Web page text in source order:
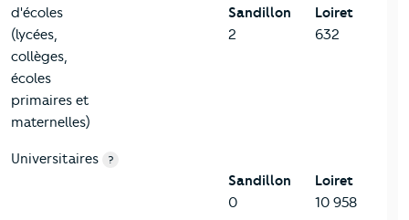
d'écoles
(lycées,
collèges,
écoles
primaires et
maternelles)
Sandillon
2
Loiret
632
Universitaires ?
Sandillon
0
Loiret
10 958